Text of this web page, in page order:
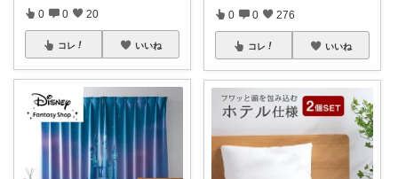
0 0 20
コレ いいね
0 0 276
コレ いいね